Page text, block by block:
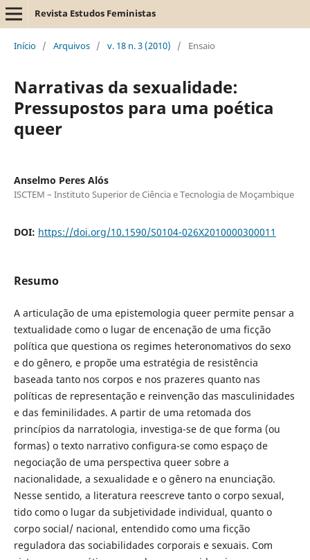
Revista Estudos Feministas
Início / Arquivos / v. 18 n. 3 (2010) / Ensaio
Narrativas da sexualidade:
Pressupostos para uma poética
queer
Anselmo Peres Alós
ISCTEM – Instituto Superior de Ciência e Tecnologia de Moçambique
DOI: https://doi.org/10.1590/S0104-026X2010000300011
Resumo
A articulação de uma epistemologia queer permite pensar a
textualidade como o lugar de encenação de uma ficção
política que questiona os regimes heteronomativos do sexo
e do gênero, e propõe uma estratégia de resistência
baseada tanto nos corpos e nos prazeres quanto nas
políticas de representação e reinvenção das masculinidades
e das feminilidades. A partir de uma retomada dos
princípios da narratologia, investiga-se de que forma (ou
formas) o texto narrativo configura-se como espaço de
negociação de uma perspectiva queer sobre a
nacionalidade, a sexualidade e o gênero na enunciação.
Nesse sentido, a literatura reescreve tanto o corpo sexual,
tido como o lugar da subjetividade individual, quanto o
corpo social/ nacional, entendido como uma ficção
reguladora das sociabilidades corporais e sexuais. Com